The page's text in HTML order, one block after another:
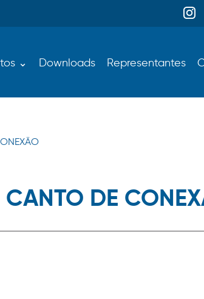
⌄ Downloads Representantes
DE